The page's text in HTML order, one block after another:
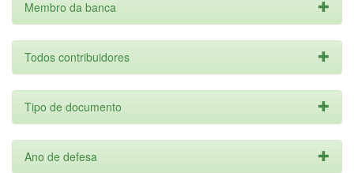
Membro da banca
Todos contribuidores
Tipo de documento
Ano de defesa